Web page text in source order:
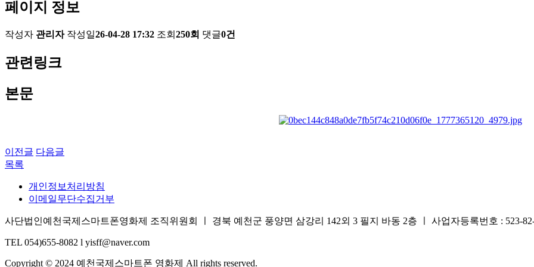
페이지 정보
작성자 관리자 작성일26-04-28 17:32 조회 250회 댓글0건
관련링크
본문
이전글 다음글
목록
개인정보처리방침
이메일무단수집거부
사단법인예천국제스마트폰영화제 조직위원회 ㅣ 경북 예천군 풍양면 삼강리 142외 3 필지 바동 2층 ㅣ 사업자등록번호 : 523-
TEL 054)655-8082 l yisff@naver.com
Copyright © 2024 예천국제스마트폰 영화제 All rights reserved.